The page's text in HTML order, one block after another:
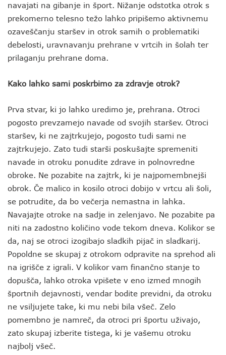
navajati na gibanje in šport. Nižanje odstotka otrok s
prekomerno telesno težo lahko pripišemo aktivnemu
ozaveščanju staršev in otrok samih o problematiki
debelosti, uravnavanju prehrane v vrtcih in šolah ter
prilaganju prehrane doma.
Kako lahko sami poskrbimo za zdravje otrok?
Prva stvar, ki jo lahko uredimo je, prehrana. Otroci
pogosto prevzamejo navade od svojih staršev. Otroci
staršev, ki ne zajtrkujejo, pogosto tudi sami ne
zajtrkujejo. Zato tudi starši poskušajte spremeniti
navade in otroku ponudite zdrave in polnovredne
obroke. Ne pozabite na zajtrk, ki je najpomembnejši
obrok. Če malico in kosilo otroci dobijo v vrtcu ali šoli,
se potrudite, da bo večerja nemastna in lahka.
Navajajte otroke na sadje in zelenjavo. Ne pozabite pa
niti na zadostno količino vode tekom dneva. Kolikor se
da, naj se otroci izogibajo sladkih pijač in sladkarij.
Popoldne se skupaj z otrokom odpravite na sprehod ali
na igrišče z igrali. V kolikor vam finančno stanje to
dopušča, lahko otroka vpišete v eno izmed mnogih
športnih dejavnosti, vendar bodite previdni, da otroku
ne vsiljujete take, ki mu nebi bila všeč. Zelo
pomembno je namreč, da otroci pri športu uživajo,
zato skupaj izberite tistega, ki je vašemu otroku
najbolj všeč.